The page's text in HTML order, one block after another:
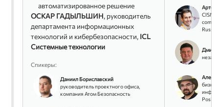
автоматизированное решение
ОСКАР ГАДЫЛЬШИН, руководитель
департамента информационных
технологий и кибербезопасности, ICL
Системные технологии
Спикеры:
Даниил Бориславский
руководитель проектного офиса,
компания Атом Безопасность
Артем
CISM